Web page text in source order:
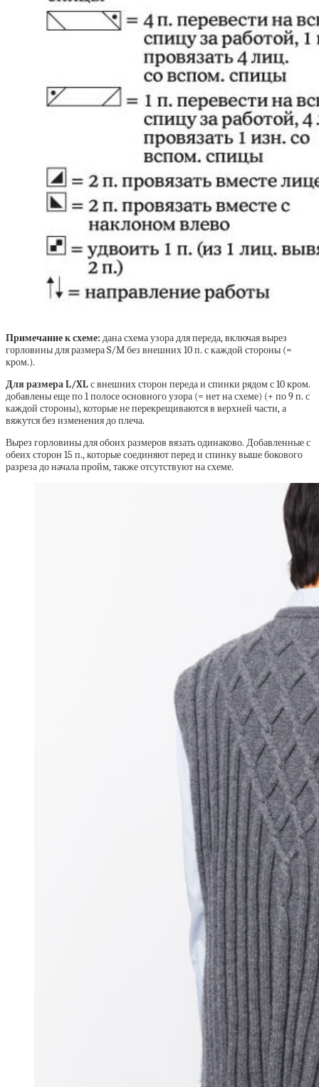
Примечание к схеме: дана схема узора для переда, включая вырез
горловины для размера S/M без внешних 10 п. с каждой стороны (=
кром.).
Для размера L/XLс внешних сторон переда и спинки рядом с 10 кром.
добавлены еще по 1 полосе основного узора (= нет на схеме) (+ по 9 п. с
каждой стороны), которые не перекрещиваются в верхней части, а
вяжутся без изменения до плеча.
Вырез горловины для обоих размеров вязать одинаково. Добавленные с
обеих сторон 15 п., которые соединяют перед и спинку выше бокового
разреза до начала пройм, также отсутствуют на схеме.